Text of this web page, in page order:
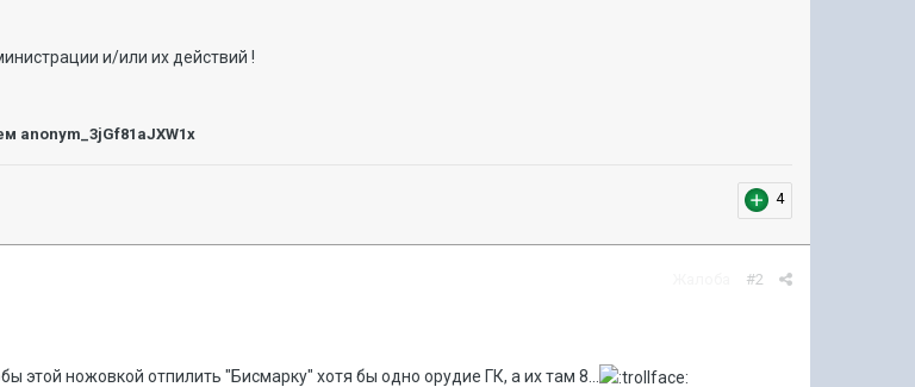
и/или их действий !
anonym_3jGf81aJXW1x
4
#2
этой ножовкой отпилить "Бисмарку" хотя бы одно орудие ГК, а их там 8...